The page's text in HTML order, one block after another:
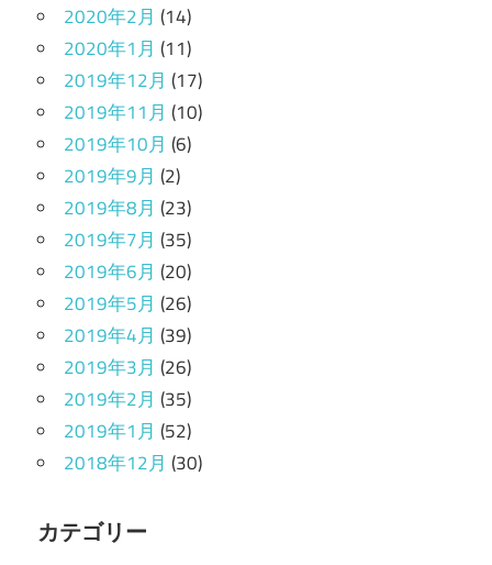
2020年2月 (14)
2020年1月 (11)
2019年12月 (17)
2019年11月 (10)
2019年10月 (6)
2019年9月 (2)
2019年8月 (23)
2019年7月 (35)
2019年6月 (20)
2019年5月 (26)
2019年4月 (39)
2019年3月 (26)
2019年2月 (35)
2019年1月 (52)
2018年12月 (30)
カテゴリー